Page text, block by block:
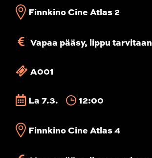
Finnkino Cine Atlas 2
Vapaa pääsy, lippu tarvitaan
A001
La 7.3. 12:00
Finnkino Cine Atlas 4